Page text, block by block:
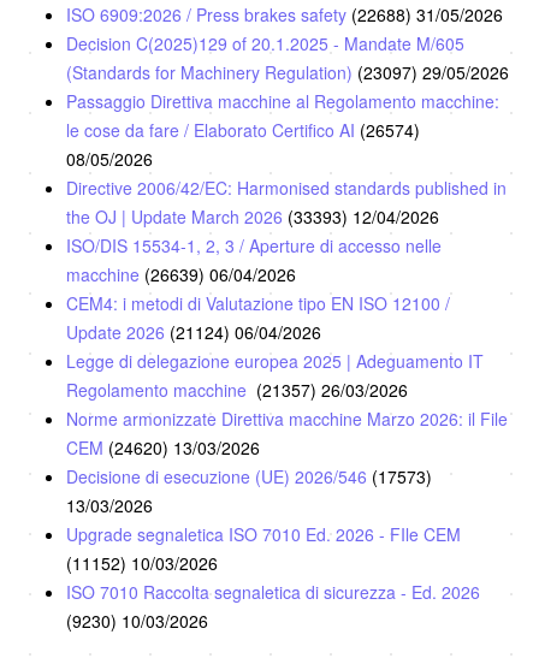
ISO 6909:2026 / Press brakes safety (22688) 31/05/2026
Decision C(2025)129 of 20.1.2025 - Mandate M/605
(Standards for Machinery Regulation) (23097) 29/05/2026
Passaggio Direttiva macchine al Regolamento macchine:
le cose da fare / Elaborato Certifico AI (26574)
08/05/2026
Directive 2006/42/EC: Harmonised standards published in
the OJ | Update March 2026 (33393) 12/04/2026
ISO/DIS 15534-1, 2, 3 / Aperture di accesso nelle
macchine (26639) 06/04/2026
CEM4: i metodi di Valutazione tipo EN ISO 12100 /
Update 2026 (21124) 06/04/2026
Legge di delegazione europea 2025 | Adeguamento IT
Regolamento macchine (21357) 26/03/2026
Norme armonizzate Direttiva macchine Marzo 2026: il File
CEM (24620) 13/03/2026
Decisione di esecuzione (UE) 2026/546 (17573)
13/03/2026
Upgrade segnaletica ISO 7010 Ed. 2026 - FIle CEM
(11152) 10/03/2026
ISO 7010 Raccolta segnaletica di sicurezza - Ed. 2026
(9230) 10/03/2026